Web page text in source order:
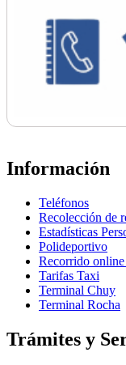
Información
Teléfonos
Recolección de
Estadísticas
Polideportivo
Recorrido
Tarifas Taxi
Terminal Chuy
Terminal Rocha
Trámites y